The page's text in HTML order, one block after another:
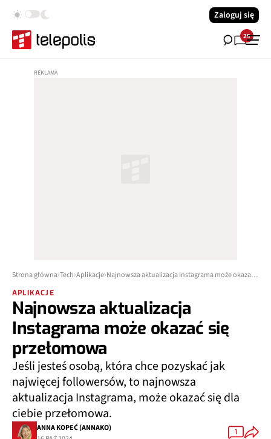
Zaloguj się
29
Strona główna Tech Aplikacje Najnowsza aktualizacja Instagrama może okazać się przełomowa
APLIKACJE
Najnowsza aktualizacja
Instagrama może okazać się
przełomowa
Jeśli jesteś osobą, która chce pozyskać jak
najwięcej followersów, to najnowsza
aktualizacja Instagrama, może okazać się dla
ciebie przełomowa.
ANNA KOPEĆ (ANNAKO)
1